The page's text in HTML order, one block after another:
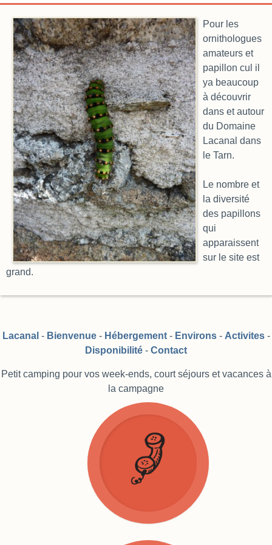
Pour les
ornithologues
amateurs et
papillon cul il
ya beaucoup
à découvrir
dans et autour
du Domaine
Lacanal dans
le Tarn.
Le nombre et
la diversité
des papillons
qui
apparaissent
sur le site est
grand.
Lacanal - Bienvenue- Hébergement- Environs- Activites-
Disponibilité - Contact
Petit camping pour vos week-ends, court séjours et vacances à
la campagne
Accueil
Questions
Plan
Route